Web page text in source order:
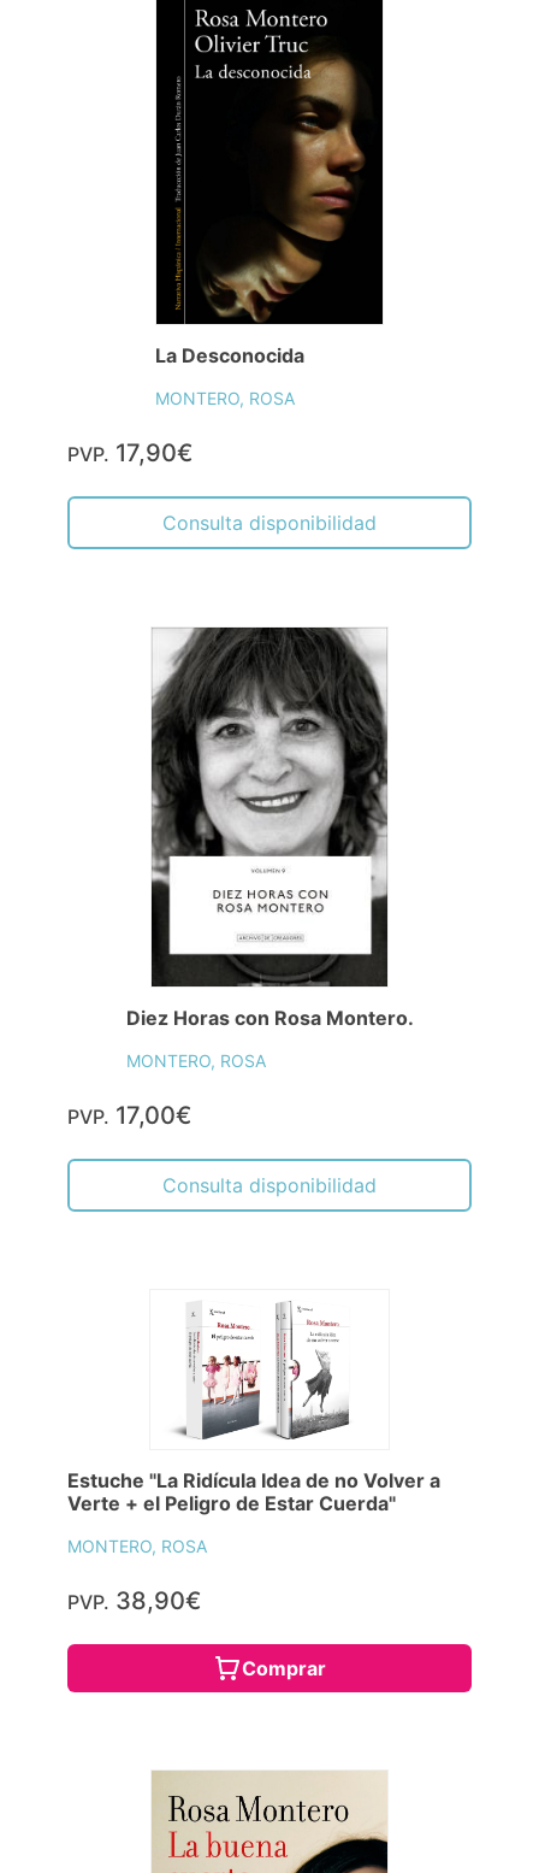
La Desconocida
MONTERO, ROSA
PVP. 17,90€
Consulta disponibilidad
Diez Horas con Rosa Montero.
MONTERO, ROSA
PVP. 17,00€
Consulta disponibilidad
Estuche "La Ridícula Idea de no Volver a
Verte + el Peligro de Estar Cuerda"
MONTERO, ROSA
PVP. 38,90€
Comprar